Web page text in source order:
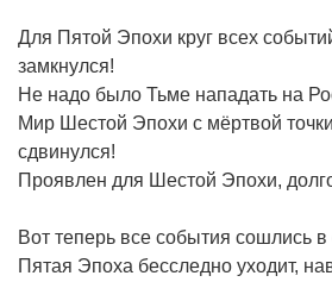
Для Пятой Эпохи круг всех
замкнулся!
Не надо было Тьме нападать на
Мир Шестой Эпохи с мёртвой
сдвинулся!
Проявлен для Шестой Эпохи,
Вот теперь все события сошлись в
Пятая Эпоха бесследно уходит,